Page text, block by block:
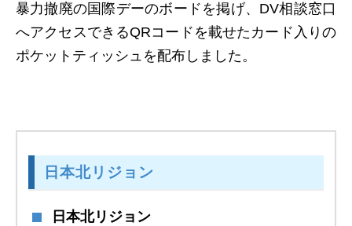
暴力撤廃の国際デーのボードを掲げ、DV相談窓口
へアクセスできるQRコードを載せたカード入りの
ポケットティッシュを配布しました。
日本北リジョン
日本北リジョン